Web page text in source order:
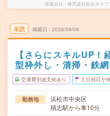
派遣会社 株式会社綜合キャ
未読 掲載日 2026/08/08
【さらにスキルUP！
型枠外し・清掃・鉄
交通費別途支給あり 土日祝日が
勤務地
浜松市中央区
積志駅から車10分